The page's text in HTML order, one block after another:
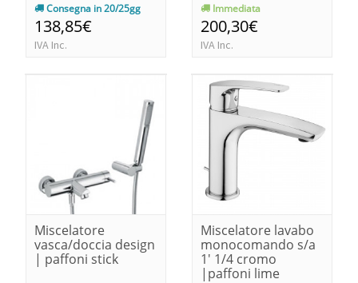
Consegna in 20/25gg
138,85€
IVA Inc.
Immediata
200,30€
IVA Inc.
Miscelatore
vasca/doccia design
| paffoni stick
Miscelatore lavabo
monocomando s/a
1' 1/4 cromo
|paffoni lime